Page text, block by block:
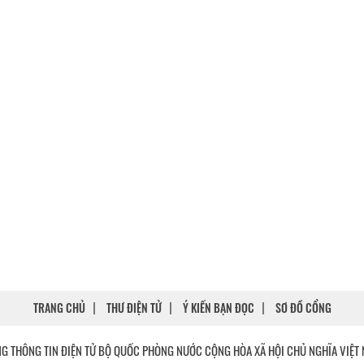
TRANG CHỦ THƯ ĐIỆN TỬ Ý KIẾN BẠN ĐỌC SƠ ĐỒ CỔNG
THÔNG TIN ĐIỆN TỬ BỘ QUỐC PHÒNG NƯỚC CỘNG HÒA XÃ HỘI CHỦ NGHĨA VIỆT